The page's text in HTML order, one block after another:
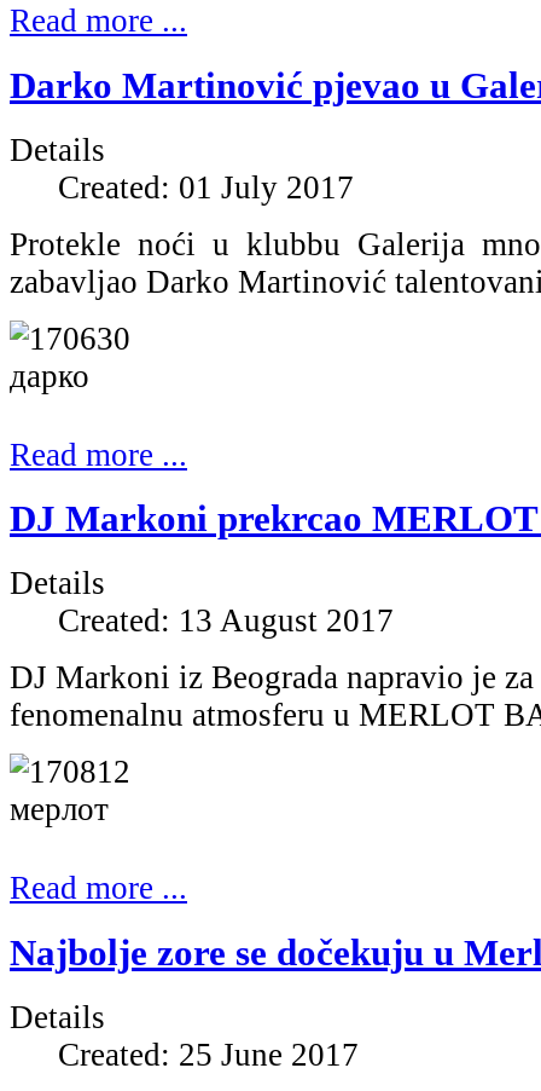
Read more ...
Darko Martinović pjevao u
Details
Created: 01 July 2017
Protekle noći u klubbu Galerija
zabavljao Darko Martinović
Read more ...
DJ Markoni prekrcao
Details
Created: 13 August 2017
DJ Markoni iz Beograda napravio je za
fenomenalnu atmosferu u MERLOT
Read more ...
Najbolje zore se dočekuju u
Details
Created: 25 June 2017